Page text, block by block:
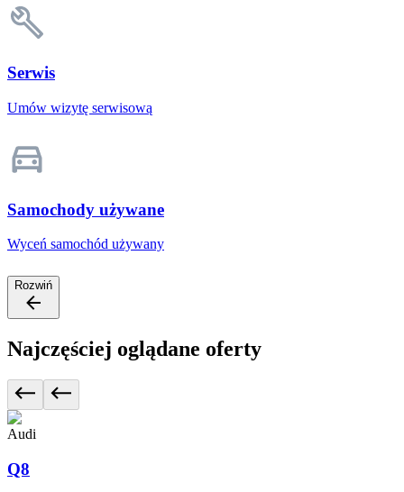
Serwis
Umów wizytę serwisową
Samochody używane
Wyceń samochód używany
Rozwiń
Najczęściej oglądane oferty
Audi
Q8